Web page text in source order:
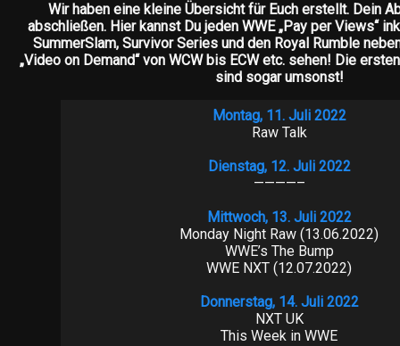
Wir haben eine kleine Übersicht für Euch erstellt. Dein
abschließen. Hier kannst Du jeden WWE „Pay per Views“
SummerSlam, Survivor Series und den Royal Rumble
„Video on Demand“ von WCW bis ECW etc. sehen! Die
sind sogar umsonst!
Montag, 11. Juli 2022
Raw Talk
Dienstag, 12. Juli 2022
————–
Mittwoch, 13. Juli 2022
Monday Night Raw (13.06.2022)
WWE’s The Bump
WWE NXT (12.07.2022)
Donnerstag, 14. Juli 2022
NXT UK
This Week in WWE